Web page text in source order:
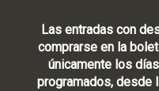
Las entradas con
comprarse en la
únicamente los
programados, desde